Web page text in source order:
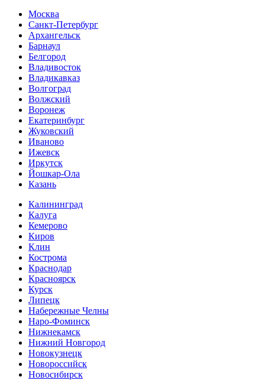
Москва
Санкт-Петербург
Архангельск
Барнаул
Белгород
Владивосток
Владикавказ
Волгоград
Волжский
Воронеж
Екатеринбург
Жуковский
Иваново
Ижевск
Иркутск
Йошкар-Ола
Казань
Калининград
Калуга
Кемерово
Киров
Клин
Кострома
Краснодар
Красноярск
Курск
Липецк
Набережные Челны
Наро-Фоминск
Нижнекамск
Нижний Новгород
Новокузнецк
Новороссийск
Новосибирск